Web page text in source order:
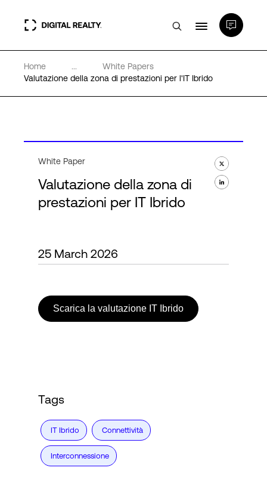
Data center
Competenze e Risorse
Language
Accesso
Home ...
White Papers
Valutazione della zona di prestazioni per l'IT Ibrido
White Paper
Valutazione della zona di
prestazioni per IT Ibrido
25 March 2026
Scarica la valutazione IT Ibrido
Tags
IT Ibrido Connettività
Interconnessione